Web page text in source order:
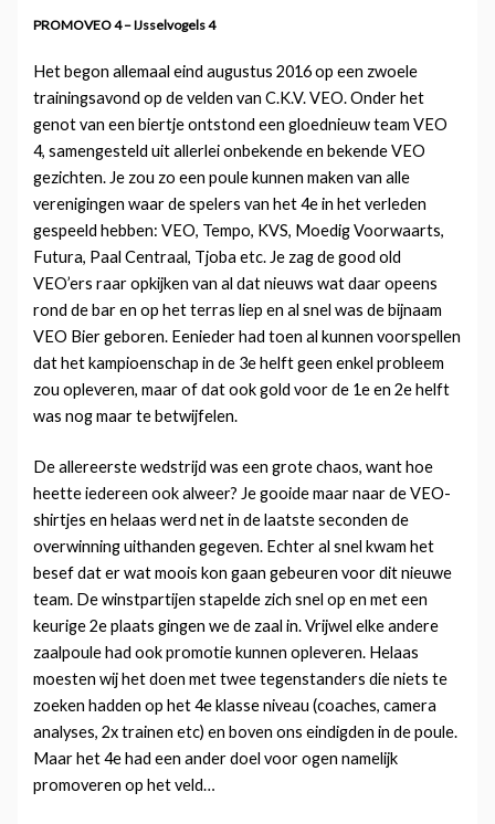
PROMOVEO 4 – IJsselvogels 4
Het begon allemaal eind augustus 2016 op een zwoele
trainingsavond op de velden van C.K.V. VEO. Onder het
genot van een biertje ontstond een gloednieuw team VEO
4, samengesteld uit allerlei onbekende en bekende VEO
gezichten. Je zou zo een poule kunnen maken van alle
verenigingen waar de spelers van het 4e in het verleden
gespeeld hebben: VEO, Tempo, KVS, Moedig Voorwaarts,
Futura, Paal Centraal, Tjoba etc. Je zag de good old
VEO’ers raar opkijken van al dat nieuws wat daar opeens
rond de bar en op het terras liep en al snel was de bijnaam
VEO Bier geboren. Eenieder had toen al kunnen voorspellen
dat het kampioenschap in de 3e helft geen enkel probleem
zou opleveren, maar of dat ook gold voor de 1e en 2e helft
was nog maar te betwijfelen.
De allereerste wedstrijd was een grote chaos, want hoe
heette iedereen ook alweer? Je gooide maar naar de VEO-
shirtjes en helaas werd net in de laatste seconden de
overwinning uithanden gegeven. Echter al snel kwam het
besef dat er wat moois kon gaan gebeuren voor dit nieuwe
team. De winstpartijen stapelde zich snel op en met een
keurige 2e plaats gingen we de zaal in. Vrijwel elke andere
zaalpoule had ook promotie kunnen opleveren. Helaas
moesten wij het doen met twee tegenstanders die niets te
zoeken hadden op het 4e klasse niveau (coaches, camera
analyses, 2x trainen etc) en boven ons eindigden in de poule.
Maar het 4e had een ander doel voor ogen namelijk
promoveren op het veld…